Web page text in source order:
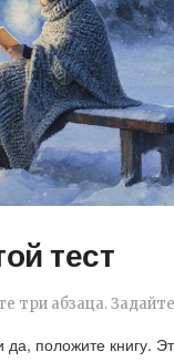
тест
три абзаца.
да, положите книгу.